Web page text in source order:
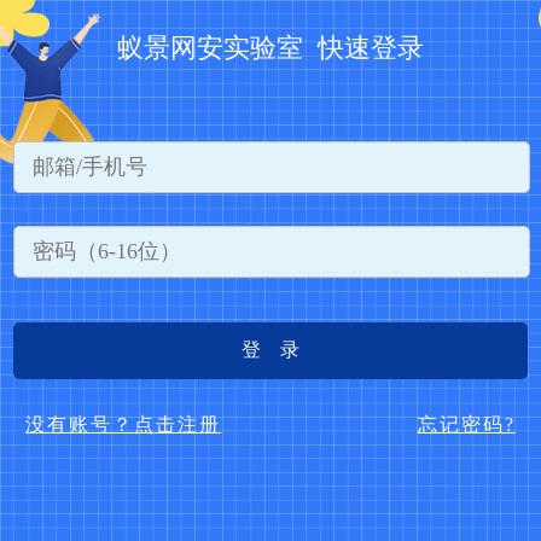
蚁景网安实验室 快速登录
登 录
没有账号？点击注册 忘记密码?